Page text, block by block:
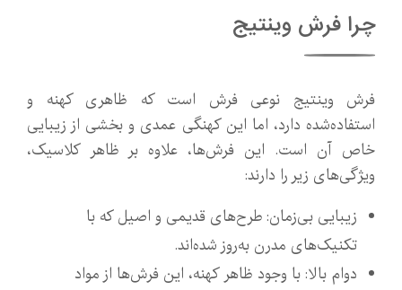
چرا فرش وینتیج
فرش وینتیج نوعی فرش است که ظاهری کهنه و
استفاده‌شده دارد، اما این کهنگی عمدی و بخشی از زیبایی
خاص آن است. این فرش‌ها، علاوه بر ظاهر کلاسیک،
ویژگی‌های زیر را دارند:
زیبایی بی‌زمان: طرح‌های قدیمی و اصیل که با
تکنیک‌های مدرن به‌روز شده‌اند.
دوام بالا: با وجود ظاهر کهنه، این فرش‌ها از مواد